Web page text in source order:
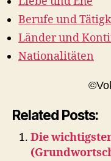
Berufe und
Länder und
Nationalitäten
Related Posts:
Die